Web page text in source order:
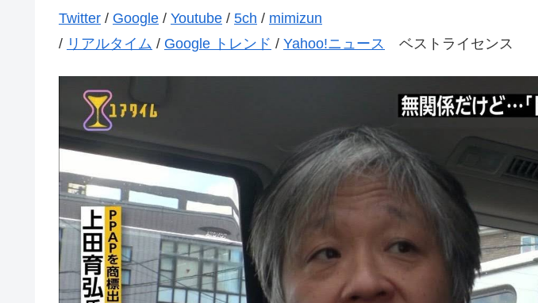
Twitter / Google / Youtube / 5ch / mimizun
/ リアルタイム / Google トレンド / Yahoo!ニュース ベストライセンス